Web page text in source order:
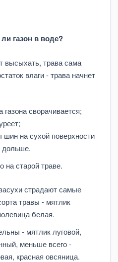
газон в воде?
высыхать, трава сама
влаги - трава начнет
сворачивается;
на сухой поверхности
дольше.
на старой траве.
страдают самые
травы - мятлик
белая.
- мятлик луговой,
меньше всего -
красная овсяница.